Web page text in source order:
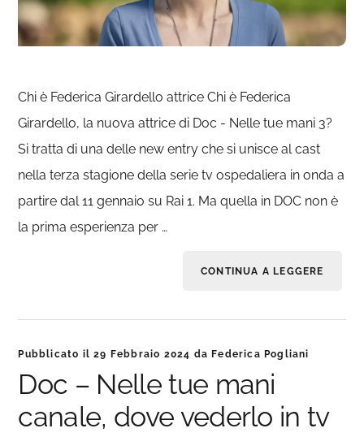
Chi è Federica Girardello attrice Chi è Federica
Girardello, la nuova attrice di Doc - Nelle tue mani 3?
Si tratta di una delle new entry che si unisce al cast
nella terza stagione della serie tv ospedaliera in onda a
partire dal 11 gennaio su Rai 1. Ma quella in DOC non è
la prima esperienza per …
CONTINUA A LEGGERE
Pubblicato il29 Febbraio 2024 da Federica Pogliani
Doc – Nelle tue mani
canale, dove vederlo in tv